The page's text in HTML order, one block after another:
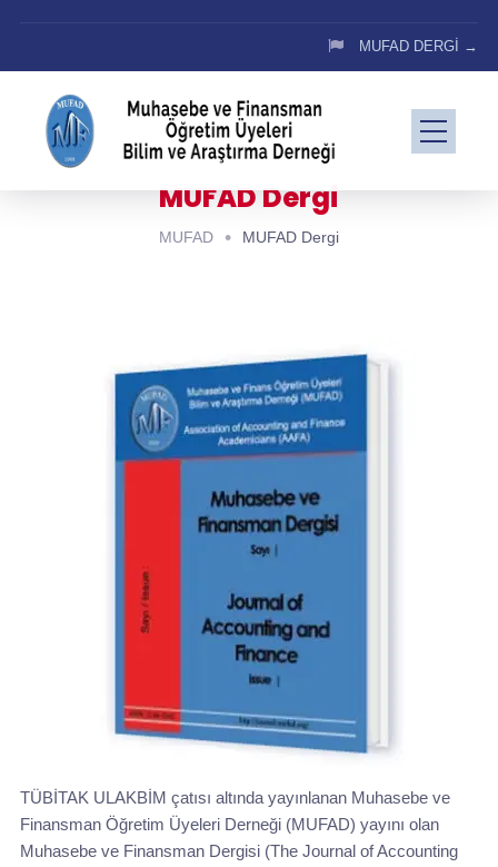
MUFAD DERGİ →
MUFAD Dergi
MUFAD MUFAD Dergi
TÜBİTAK ULAKBİM çatısı altında yayınlanan Muhasebe ve
Finansman Öğretim Üyeleri Derneği (MUFAD) yayını olan
Muhasebe ve Finansman Dergisi (The Journal of Accounting